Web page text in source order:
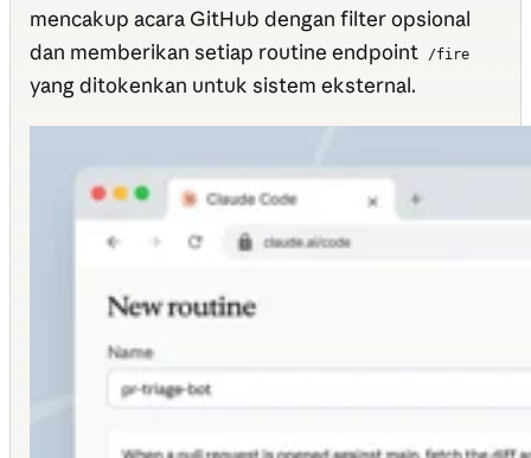
mencakup acara GitHub dengan filter opsional
dan memberikan setiap routine endpoint
/fire
yang ditokenkan untuk sistem eksternal.